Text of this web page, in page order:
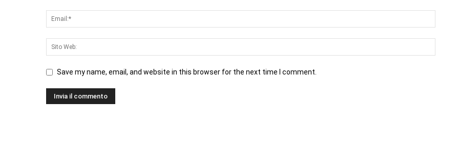
Save my name, email, and website in this browser for the next time I comment.